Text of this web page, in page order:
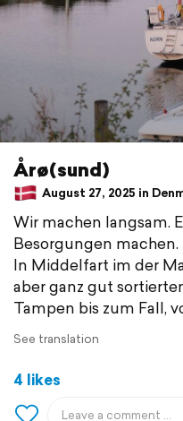
Årø(sund)
August 27, 2025 in
Wir machen langsam.
Besorgungen machen.
In Middelfart im der
aber ganz gut
Tampen bis zum Fall,
See translation
4 likes